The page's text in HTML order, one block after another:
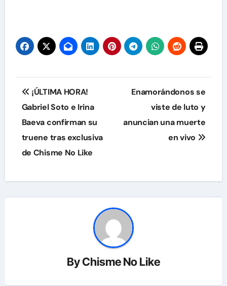
Navegación
de
entradas
¡ÚLTIMA HORA!
Gabriel Soto e Irina
Baeva confirman su
truene tras exclusiva
de Chisme No Like
Enamorándonos se
viste de luto y
anuncian una muerte
en vivo
ByChisme No Like